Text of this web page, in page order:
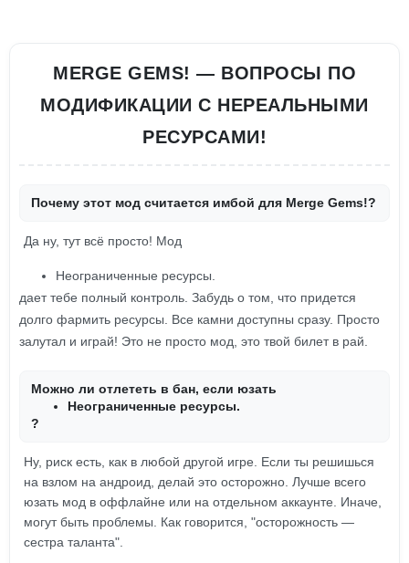
MERGE GEMS! — ВОПРОСЫ ПО
МОДИФИКАЦИИ С НЕРЕАЛЬНЫМИ
РЕСУРСАМИ!
Почему этот мод считается имбой для Merge Gems!?
Да ну, тут всё просто! Мод
Неограниченные ресурсы.
дает тебе полный контроль. Забудь о том, что придется
долго фармить ресурсы. Все камни доступны сразу. Просто
залутал и играй! Это не просто мод, это твой билет в рай.
Можно ли отлететь в бан, если юзать
Неограниченные ресурсы.
?
Ну, риск есть, как в любой другой игре. Если ты решишься
на взлом на андроид, делай это осторожно. Лучше всего
юзать мод в оффлайне или на отдельном аккаунте. Иначе,
могут быть проблемы. Как говорится, "осторожность —
сестра таланта".